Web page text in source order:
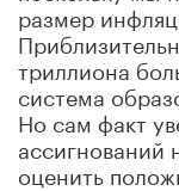
размер
триллиона
система
Но сам факт
ассигнований
оценить